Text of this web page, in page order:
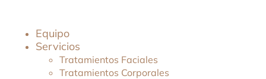
Equipo
Servicios
Tratamientos Faciales
Tratamientos Corporales